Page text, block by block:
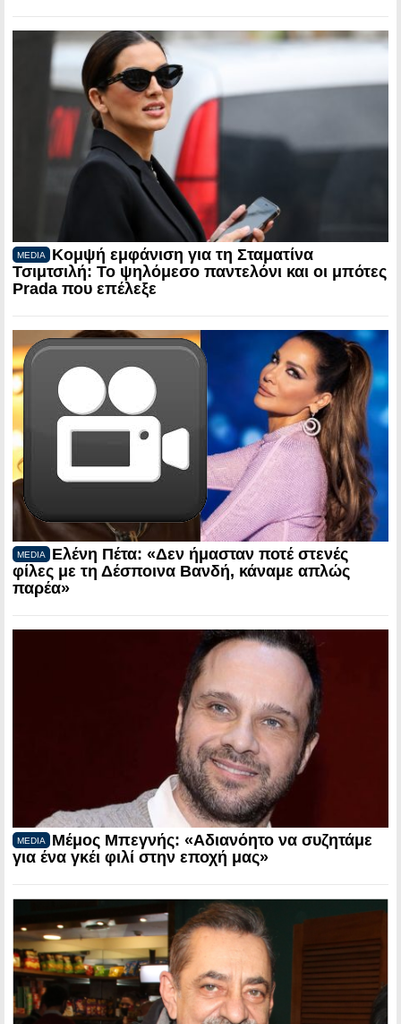
MEDIA
Κομψή εμφάνιση για τη Σταματίνα
Τσιμτσιλή: Το ψηλόμεσο παντελόνι και οι μπότες
Prada που επέλεξε
MEDIA
Ελένη Πέτα: «Δεν ήμασταν ποτέ στενές
φίλες με τη Δέσποινα Βανδή, κάναμε απλώς
παρέα»
MEDIA
Μέμος Μπεγνής: «Αδιανόητο να συζητάμε
για ένα γκέι φιλί στην εποχή μας»